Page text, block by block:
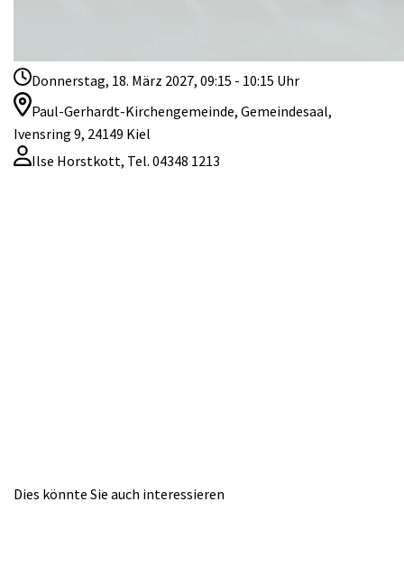
Donnerstag, 18. März 2027, 09:15 - 10:15 Uhr
Paul-Gerhardt-Kirchengemeinde, Gemeindesaal,
Ivensring 9, 24149 Kiel
Ilse Horstkott, Tel. 04348 1213
Dies könnte Sie auch interessieren